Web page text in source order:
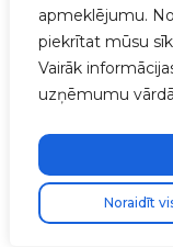
apmeklējumu.
piekrītat mūsu
Vairāk
uzņēmumu vārdā
Noraidīt
izmantot savu
optimizējot
savienojamību.
soli: atrodiet
automašīnu
un izbaudiet
tehnoloģiju.